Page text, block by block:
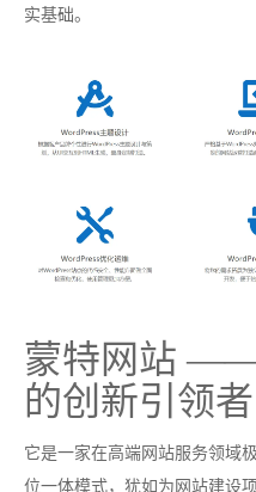
实基础。
蒙特网站
的创新引领者
它是一家在高端网站服务领域
位一体模式，犹如为网站建设